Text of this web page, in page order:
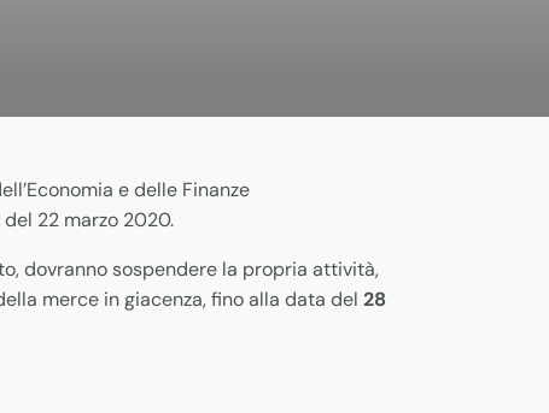
e delle Finanze
22 marzo 2020.
dovranno sospendere la propria attività,
merce in giacenza, fino alla data del 28